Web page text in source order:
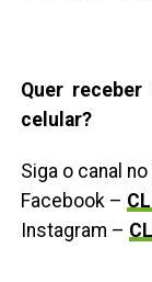
Quer
celular?
Siga o canal
Facebook –
Instagram –